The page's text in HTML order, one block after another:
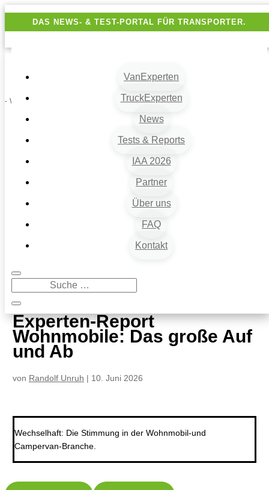
DAS NEWS- & TEST-PORTAL FÜR TRANSPORTER.
VanExperten
TruckExperten
News
Tests & Reports
IAA 2026
Partner
Über uns
FAQ
Kontakt
- Werbung -
9
Experten-Report Wohnmobile: Das große Auf und Ab
Experten-Report
Wohnmobile: Das große Auf
und Ab
von Randolf Unruh | 10. Juni 2026
Wechselhaft: Die Stimmung in der Wohnmobil-und
Campervan-Branche.